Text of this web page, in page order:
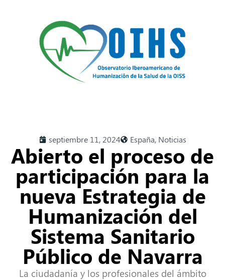
septiembre 11, 2024 España, Noticias
Abierto el proceso de
participación para la
nueva Estrategia de
Humanización del
Sistema Sanitario
Público de Navarra
La ciudadanía y los profesionales del ámbito